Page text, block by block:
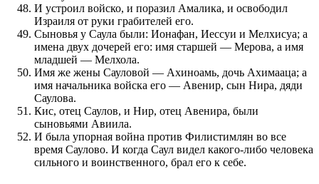
И устроил войско, и поразил Амалика, и освободил
Израиля от руки грабителей его.
Сыновья у Саула были: Ионафан, Иессуи и Мелхисуа; а
имена двух дочерей его: имя старшей — Мерова, а имя
младшей — Мелхола.
Имя же жены Сауловой — Ахиноамь, дочь Ахимааца; а
имя начальника войска его — Авенир, сын Нира, дяди
Саулова.
Кис, отец Саулов, и Нир, отец Авенира, были
сыновьями Авиила.
И была упорная война против Филистимлян во все
время Саулово. И когда Саул видел какого-либо человека
сильного и воинственного, брал его к себе.